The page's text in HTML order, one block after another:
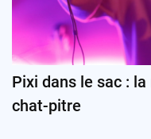
Pixi dans le sac :
chat-pitre